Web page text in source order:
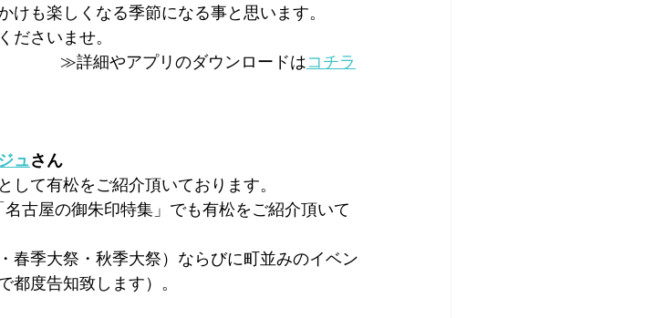
も楽しくなる季節になる事と思います。
さいませ。
≫詳細やアプリのダウンロードはコチラ
ュさん
て有松をご紹介頂いております。
古屋の御朱印特集」でも有松をご紹介頂いて
季大祭・秋季大祭）ならびに町並みのイベン
都度告知致します）。